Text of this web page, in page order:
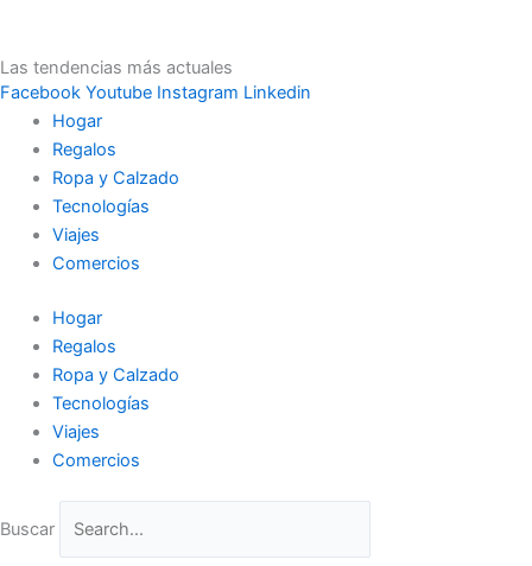
contenido
Las tendencias más actuales
Facebook Youtube Instagram Linkedin
Hogar
Regalos
Ropa y Calzado
Tecnologías
Viajes
Comercios
Hogar
Regalos
Ropa y Calzado
Tecnologías
Viajes
Comercios
Buscar